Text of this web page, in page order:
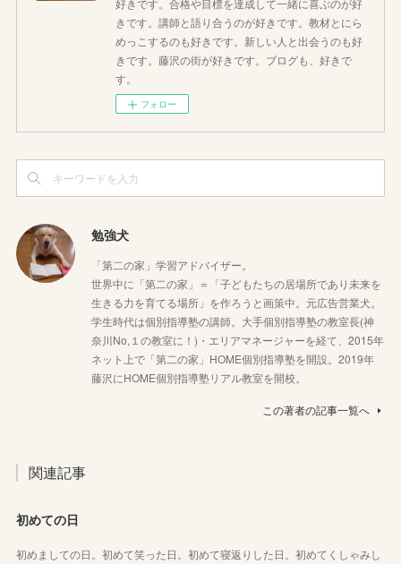
好きです。合格や目標を達成して一緒に喜ぶのが好
きです。講師と語り合うのが好きです。教材とにら
めっこするのも好きです。新しい人と出会うのも好
きです。藤沢の街が好きです。ブログも、好きで
す。
フォロー
勉強犬
「第二の家」学習アドバイザー。
世界中に「第二の家」＝「子どもたちの居場所であり未来を
生きる力を育てる場所」を作ろうと画策中。元広告営業犬。
学生時代は個別指導塾の講師。大手個別指導塾の教室長(神
奈川No,１の教室に！)・エリアマネージャーを経て、2015年
ネット上で「第二の家」HOME個別指導塾を開設。2019年
藤沢にHOME個別指導塾リアル教室を開校。
この著者の記事一覧へ
関連記事
初めての日
初めましての日。初めて笑った日。初めて寝返りした日。初めてくしゃみし